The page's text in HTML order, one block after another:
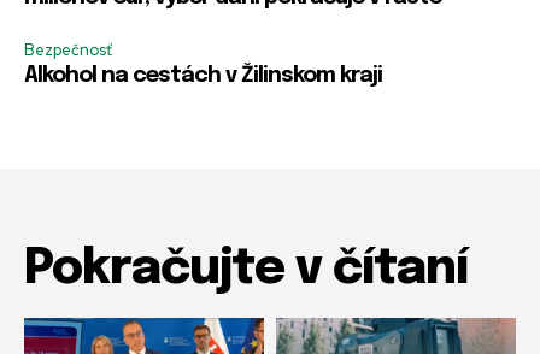
Bezpečnosť
Alkohol na cestách v Žilinskom kraji
Pokračujte v čítaní